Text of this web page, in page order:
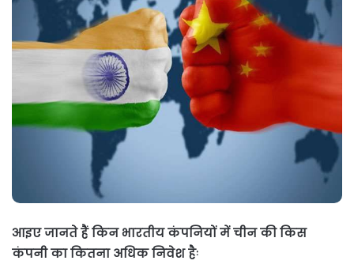
आइए जानते हैं किन भारतीय कंपनियों में चीन की किस
कंपनी का कितना अधिक निवेश हैः